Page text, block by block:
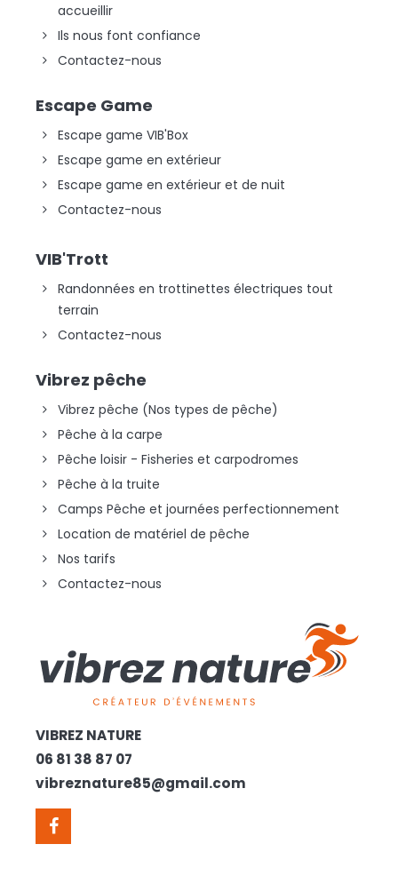
accueillir
Ils nous font confiance
Contactez-nous
Escape Game
Escape game VIB'Box
Escape game en extérieur
Escape game en extérieur et de nuit
Contactez-nous
VIB'Trott
Randonnées en trottinettes électriques tout
terrain
Contactez-nous
Vibrez pêche
Vibrez pêche (Nos types de pêche)
Pêche à la carpe
Pêche loisir - Fisheries et carpodromes
Pêche à la truite
Camps Pêche et journées perfectionnement
Location de matériel de pêche
Nos tarifs
Contactez-nous
VIBREZ NATURE
06 81 38 87 07
vibreznature85@gmail.com